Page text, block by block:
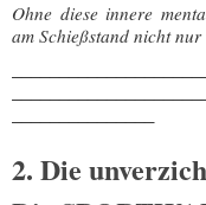
Ohne die­se inne­re
am Schieß­stand nicht
2. Die